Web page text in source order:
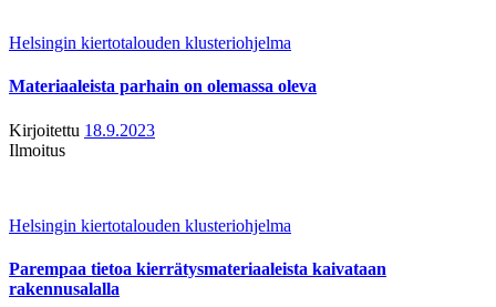
Helsingin kiertotalouden klusteriohjelma
Materiaaleista parhain on olemassa oleva
Kirjoitettu 18.9.2023
Ilmoitus
Helsingin kiertotalouden klusteriohjelma
Parempaa tietoa kierrätysmateriaaleista kaivataan
rakennusalalla